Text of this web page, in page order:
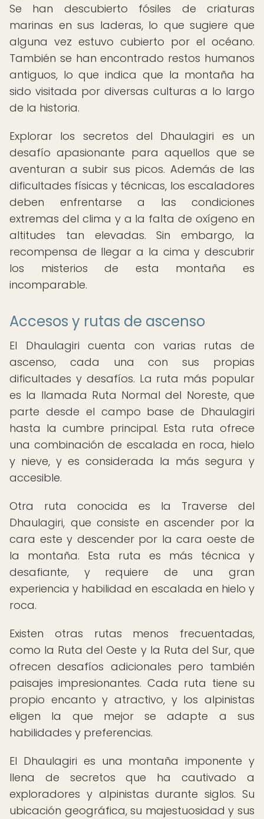
Se han descubierto fósiles de criaturas
marinas en sus laderas, lo que sugiere que
alguna vez estuvo cubierto por el océano.
También se han encontrado restos humanos
antiguos, lo que indica que la montaña ha
sido visitada por diversas culturas a lo largo
de la historia.
Explorar los secretos del Dhaulagiri es un
desafío apasionante para aquellos que se
aventuran a subir sus picos. Además de las
dificultades físicas y técnicas, los escaladores
deben enfrentarse a las condiciones
extremas del clima y a la falta de oxígeno en
altitudes tan elevadas. Sin embargo, la
recompensa de llegar a la cima y descubrir
los misterios de esta montaña es
incomparable.
Accesos y rutas de ascenso
El Dhaulagiri cuenta con varias rutas de
ascenso, cada una con sus propias
dificultades y desafíos. La ruta más popular
es la llamada Ruta Normal del Noreste, que
parte desde el campo base de Dhaulagiri
hasta la cumbre principal. Esta ruta ofrece
una combinación de escalada en roca, hielo
y nieve, y es considerada la más segura y
accesible.
Otra ruta conocida es la Traverse del
Dhaulagiri, que consiste en ascender por la
cara este y descender por la cara oeste de
la montaña. Esta ruta es más técnica y
desafiante, y requiere de una gran
experiencia y habilidad en escalada en hielo y
roca.
Existen otras rutas menos frecuentadas,
como la Ruta del Oeste y la Ruta del Sur, que
ofrecen desafíos adicionales pero también
paisajes impresionantes. Cada ruta tiene su
propio encanto y atractivo, y los alpinistas
eligen la que mejor se adapte a sus
habilidades y preferencias.
El Dhaulagiri es una montaña imponente y
llena de secretos que ha cautivado a
exploradores y alpinistas durante siglos. Su
ubicación geográfica, su majestuosidad y sus